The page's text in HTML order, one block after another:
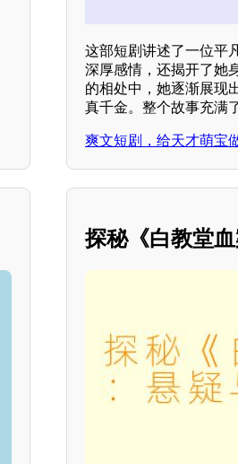
这部短剧讲述了一位平
深厚感情，还揭开了她
的相处中，她逐渐展现
真千金。整个故事充满
爽文短剧，给天才萌宝
探秘《白教堂